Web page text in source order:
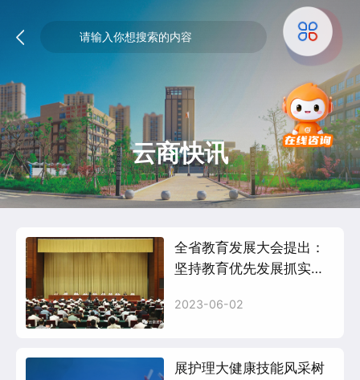
云商快讯
全省教育发展大会提出：
坚持教育优先发展抓实三
教育高质量发展王宁讲话
2023-06-02
展护理大健康技能风采树